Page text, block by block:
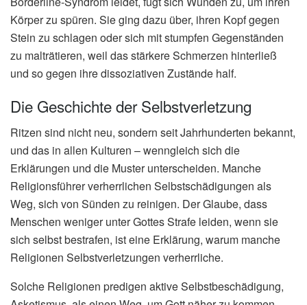
Körper zu spüren. Sie ging dazu über, ihren Kopf gegen
Stein zu schlagen oder sich mit stumpfen Gegenständen
zu malträtieren, weil das stärkere Schmerzen hinterließ
und so gegen ihre dissoziativen Zustände half.
Die Geschichte der Selbstverletzung
Ritzen sind nicht neu, sondern seit Jahrhunderten bekannt,
und das in allen Kulturen – wenngleich sich die
Erklärungen und die Muster unterscheiden. Manche
Religionsführer verherrlichen Selbstschädigungen als
Weg, sich von Sünden zu reinigen. Der Glaube, dass
Menschen weniger unter Gottes Strafe leiden, wenn sie
sich selbst bestrafen, ist eine Erklärung, warum manche
Religionen Selbstverletzungen verherrliche.
Solche Religionen predigen aktive Selbstbeschädigung,